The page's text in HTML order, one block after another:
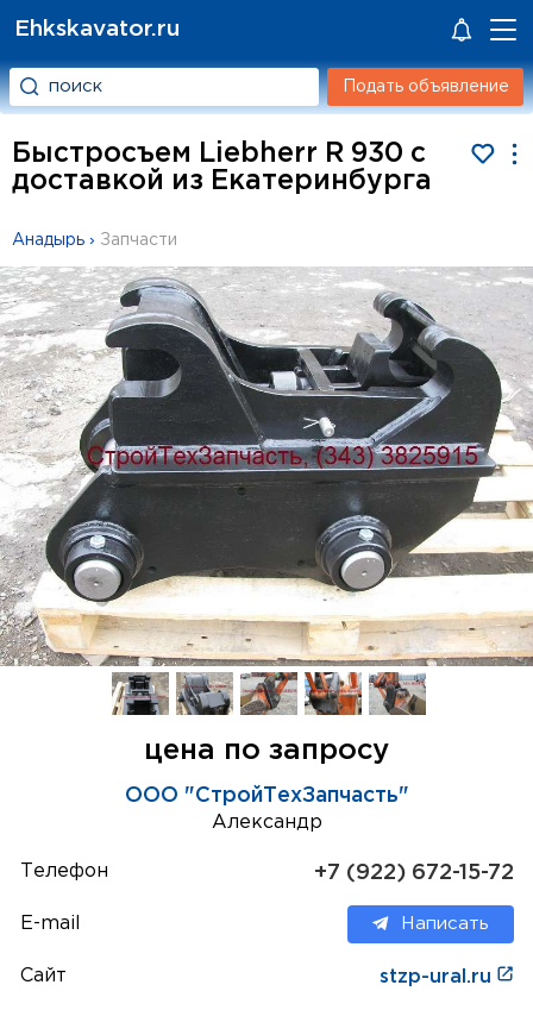
Ehkskavator.ru
Подать объявление
Быстросъем Liebherr R 930 с
доставкой из Екатеринбурга
Анадырь › Запчасти
цена по запросу
ООО "СтройТехЗапчасть"
Александр
Телефон +7 (922) 672-15-72
E-mail Написать
Сайт stzp-ural.ru